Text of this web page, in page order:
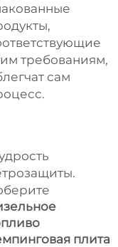
требованиям,
сам
плита